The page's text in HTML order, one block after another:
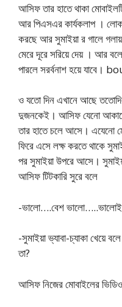
আসিফ তার হাতে থাকা
আর পিএসএর কার্যকলাপ ।
করছে আর সুমাইয়া র গালে
মেরে দূরে সরিয়ে দেয় । আর
পারলে সরর্বনাশ হয়ে
ও যতো দিন এখানে আছে
দুজনকেই। আসিফ যেনো আকাশের
তার হাতে চলে আসে। এযেনো
ফিরে এসে লক্ষ করতে থাকে
পর সুমাইয়া উপরে আসে।
আসিফ টিটকারি সুরে বলে
-ভালো….বেশ ভালো…..ভালোই
-সুমাইয়া ভ্যাবা-চ্যাকা খেয়ে
তা?
আসিফ নিজের মোবাইলের